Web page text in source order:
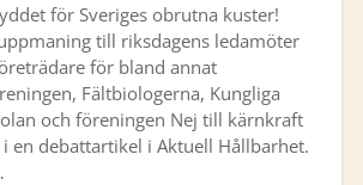
för Sveriges obrutna kuster!
till riksdagens ledamöter
för bland annat
Fältbiologerna, Kungliga
och föreningen Nej till kärnkraft
en debattartikel i Aktuell Hållbarhet.